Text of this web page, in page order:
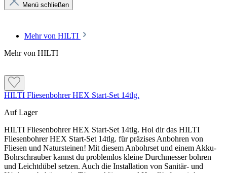
Menü schließen
Mehr von HILTI
Mehr von HILTI
HILTI Fliesenbohrer HEX Start-Set 14tlg.
Auf Lager
HILTI Fliesenbohrer HEX Start-Set 14tlg. Hol dir das HILTI
Fliesenbohrer HEX Start-Set 14tlg. für präzises Anbohren von
Fliesen und Natursteinen! Mit diesem Anbohrset und einem Akku-
Bohrschrauber kannst du problemlos kleine Durchmesser bohren
und Leichtdübel setzen. Auch die Installation von Sanitär- und